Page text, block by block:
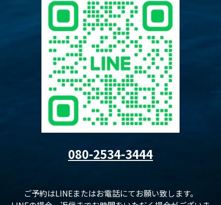
080-2534-3444
ご予約はLINEまたはお電話にてお願い致します。